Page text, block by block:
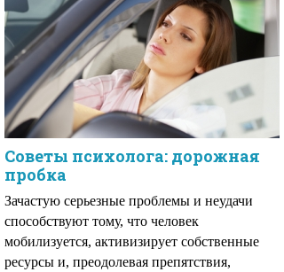
Советы психолога: дорожная
пробка
Зачастую серьезные проблемы и неудачи
способствуют тому, что человек
мобилизуется, активизирует собственные
ресурсы и, преодолевая препятствия,